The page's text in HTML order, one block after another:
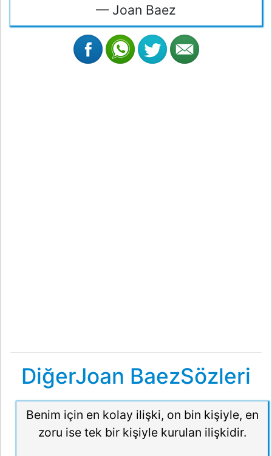
— Joan Baez
DiğerJoan BaezSözleri
Benim için en kolay ilişki, on bin kişiyle, en
zoru ise tek bir kişiyle kurulan ilişkidir.